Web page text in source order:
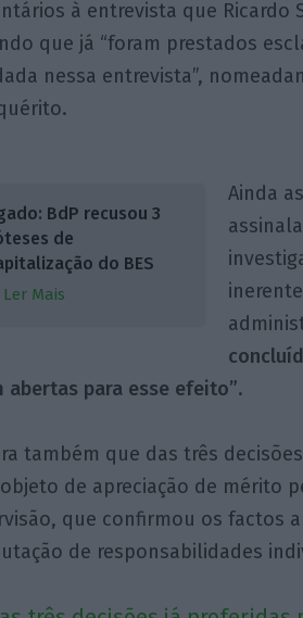
à entrevista que Ricardo
que já “foram prestados
nessa entrevista”,
BdP recusou 3
de
do BES
Ler Mais
Ainda
abertas para esse efeito”.
também que das três
de apreciação de mérito
que confirmou os factos
de responsabilidades